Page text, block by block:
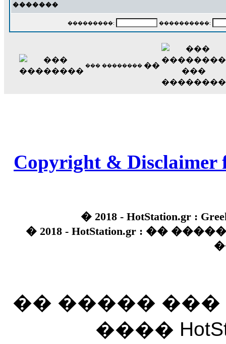
�������
���������: ����������:
��� �������� ��
Copyright & Disclaimer
� 2018 - HotStation.gr :
� 2018 - HotStation.gr : ��
�� �����
����